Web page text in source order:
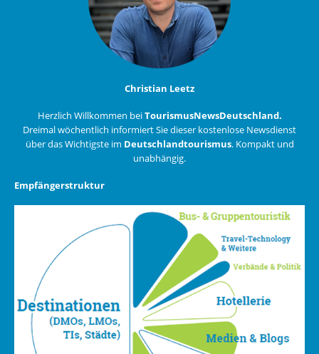
Christian Leetz
Herzlich Willkommen beiTourismusNewsDeutschland.
Dreimal wöchentlich informiert Sie dieser kostenlose Newsdienst
über das Wichtigste im Deutschlandtourismus. Kompakt und
unabhängig.
Empfängerstruktur